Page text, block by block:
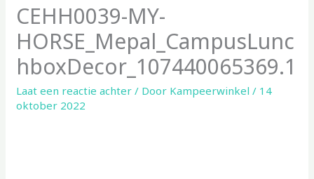
CEHH0039-MY-
HORSE_Mepal_CampusLunc
hboxDecor_107440065369.1
Laat een reactie achter / Door Kampeerwinkel/ 14
oktober 2022